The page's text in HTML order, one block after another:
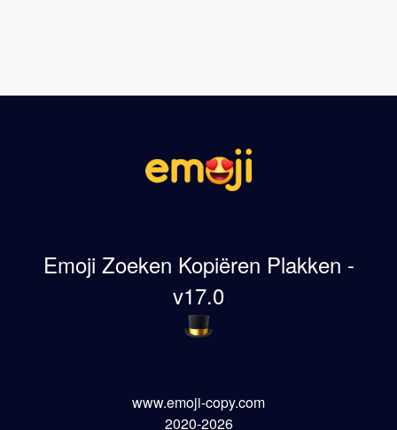
Emoji Zoeken Kopiëren Plakken -
v17.0
www.emoji-copy.com
2020-2026